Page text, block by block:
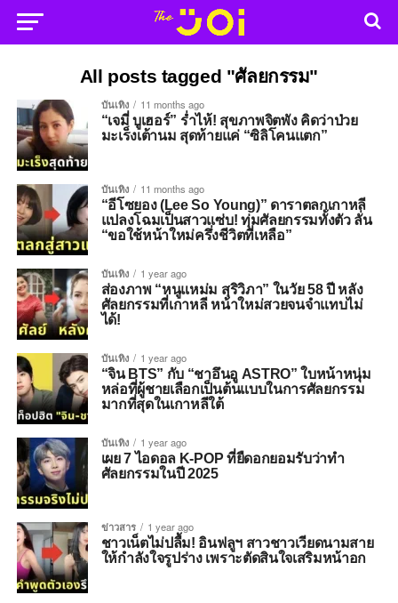
All posts tagged "ศัลยกรรม"
บันเทิง 11 months ago
“เจมี่ บูเฮอร์” ร่ำไห้! สุขภาพจิตพัง คิดว่าป่วย
มะเร็งเต้านม สุดท้ายแค่ “ซิลิโคนแตก”
บันเทิง 11 months ago
“อีโซยอง (Lee So Young)” ดาราตลกเกาหลี
แปลงโฉมเป็นสาวแซ่บ! ทุ่มศัลยกรรมทั้งตัว ลั่น
“ขอใช้หน้าใหม่ครึ่งชีวิตที่เหลือ”
บันเทิง 1 year ago
ส่องภาพ “หนูแหม่ม สุริวิภา” ในวัย 58 ปี หลัง
ศัลยกรรมที่เกาหลี หน้าใหม่สวยจนจำแทบไม่
ได้!
บันเทิง 1 year ago
“จิน BTS” กับ “ชาอึนอู ASTRO” ใบหน้าหนุ่ม
หล่อที่ผู้ชายเลือกเป็นต้นแบบในการศัลยกรรม
มากที่สุดในเกาหลีใต้
บันเทิง 1 year ago
เผย 7 ไอดอล K-POP ที่ยืดอกยอมรับว่าทำ
ศัลยกรรมในปี 2025
ข่าวสาร 1 year ago
ชาวเน็ตไม่ปลื้ม! อินฟลูฯ สาวชาวเวียดนามสาย
ให้กำลังใจรูปร่าง เพราะตัดสินใจเสริมหน้าอก